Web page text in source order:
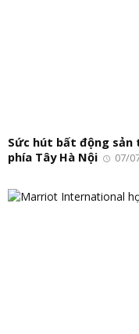
Sức hút bất động
phía Tây Hà Nội
07/